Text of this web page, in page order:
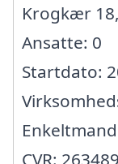
Krogkær
Ansatte: 0
Startdato:
CVR: